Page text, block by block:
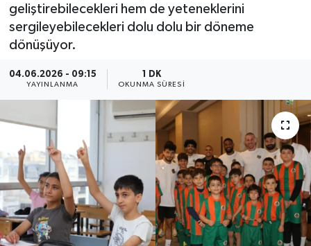
geliştirebilecekleri hem de yeteneklerini
sergileyebilecekleri dolu dolu bir döneme
dönüşüyor.
04.06.2026 - 09:15
YAYINLANMA
1 DK
OKUNMA SÜRESI
Gazipaşa